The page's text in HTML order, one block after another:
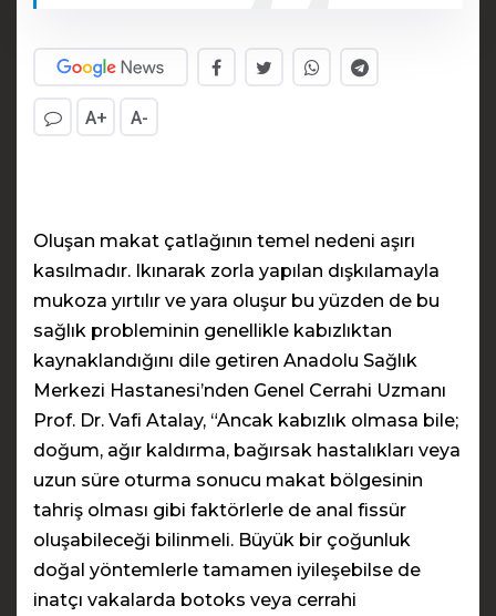
A+ A-
Oluşan makat çatlağının temel nedeni aşırı
kasılmadır. Ikınarak zorla yapılan dışkılamayla
mukoza yırtılır ve yara oluşur bu yüzden de bu
sağlık probleminin genellikle kabızlıktan
kaynaklandığını dile getiren Anadolu Sağlık
Merkezi Hastanesi’nden Genel Cerrahi Uzmanı
Prof. Dr. Vafi Atalay, “Ancak kabızlık olmasa bile;
doğum, ağır kaldırma, bağırsak hastalıkları veya
uzun süre oturma sonucu makat bölgesinin
tahriş olması gibi faktörlerle de anal fissür
oluşabileceği bilinmeli. Büyük bir çoğunluk
doğal yöntemlerle tamamen iyileşebilse de
inatçı vakalarda botoks veya cerrahi